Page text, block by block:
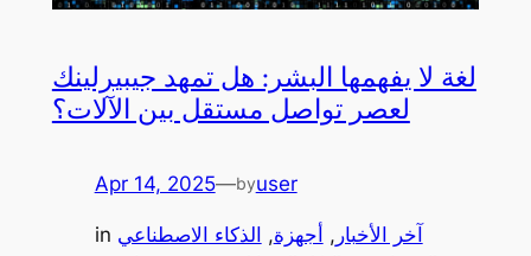
لغة لا يفهمها البشر: هل تمهد جيبيرلينك
لعصر تواصل مستقل بين الآلات؟
Apr 14, 2025—byuser
in آخر الأخبار , أجهزة, الذكاء الاصطناعي